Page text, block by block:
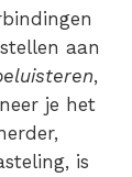
aan
,
je het
is